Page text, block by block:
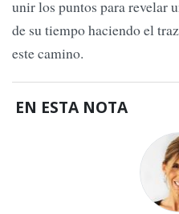
unir los puntos para revelar
de su tiempo haciendo el
este camino.
EN ESTA NOTA